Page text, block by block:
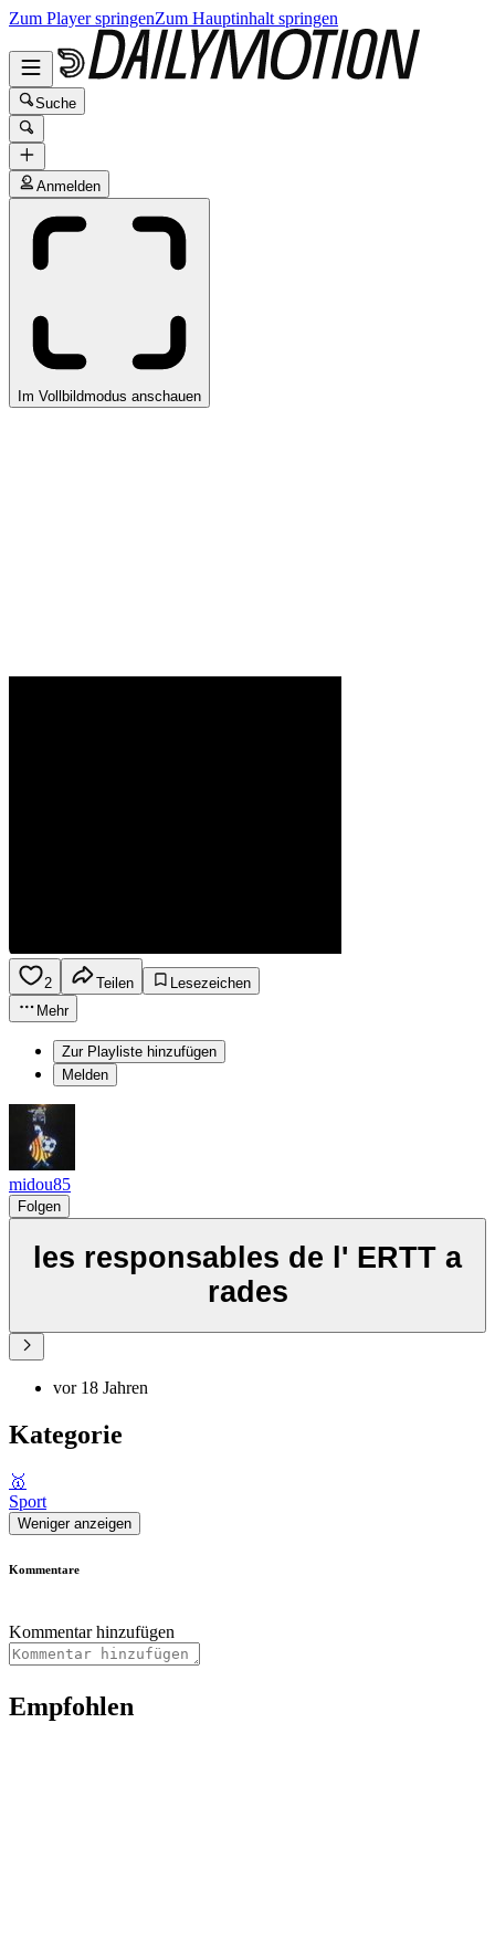
Zum Player springenZum Hauptinhalt springen
Suche
Anmelden
Im Vollbildmodus anschauen
2 Teilen
Lesezeichen
Mehr
Zur Playliste hinzufügen
Melden
midou85
Folgen
les responsables de l' ERTT a
rades
vor 18 Jahren
Kategorie
🥇
Sport
Weniger anzeigen
Kommentare
Kommentar hinzufügen
Empfohlen